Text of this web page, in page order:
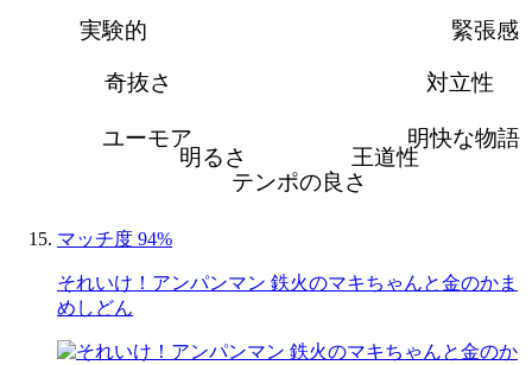
緊張感
対立性
明快な物語
王道性
テンポの良さ
明るさ
ユーモア
奇抜さ
実験的
マッチ度 94%
それいけ！アンパンマン 鉄火のマキちゃんと金のかま
めしどん